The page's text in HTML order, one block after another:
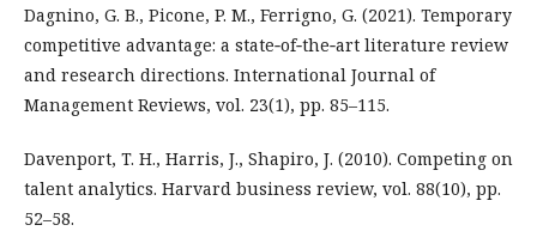
Dagnino, G. B., Picone, P. M., Ferrigno, G. (2021). Temporary
competitive advantage: a state‐of‐the‐art literature review
and research directions. International Journal of
Management Reviews, vol. 23(1), pp. 85–115.
Davenport, T. H., Harris, J., Shapiro, J. (2010). Competing on
talent analytics. Harvard business review, vol. 88(10), pp.
52–58.